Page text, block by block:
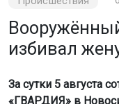
избивал
За сутки 5 августа
«ГВАРДИЯ» в